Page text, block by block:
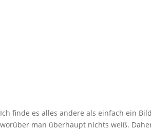
Ich finde es alles andere als einfach ein
worüber man überhaupt nichts weiß.